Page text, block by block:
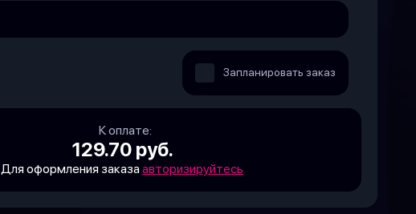
Запланировать заказ
К оплате:
129.70 руб.
Для оформления заказаавторизируйтесь